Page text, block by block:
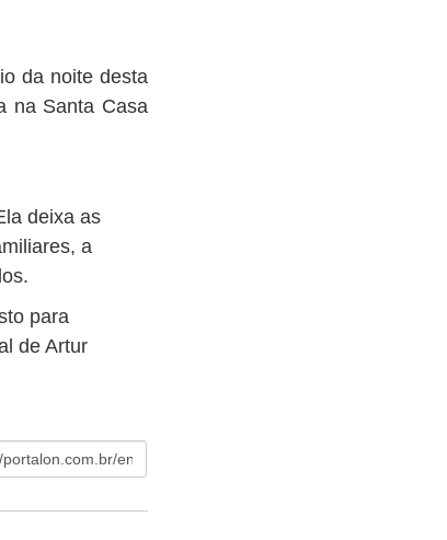
da noite desta
na Santa Casa
deixa as
a
para
de Artur